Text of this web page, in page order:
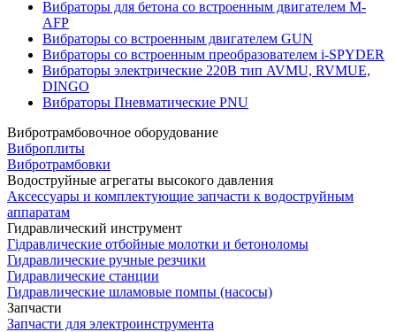
Вибраторы для бетона со встроенным двигателем M-
AFP
Вибраторы со встроенным двигателем GUN
Вибраторы со встроенным преобразователем i-SPYDER
Вибраторы электрические 220B тип AVMU, RVMUE,
DINGO
Вибраторы Пневматические PNU
Вибротрамбовочное оборудование
Виброплиты
Вибротрамбовки
Водоструйные агрегаты высокого давления
Аксессуары и комплектующие запчасти к водоструйным
аппаратам
Гидравлический инструмент
Гідравлические отбойные молотки и бетоноломы
Гидравлические ручные резчики
Гидравлические станции
Гидравлические шламовые помпы (насосы)
Запчасти
Запчасти для электроинструмента